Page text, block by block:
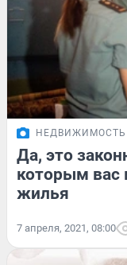
НЕДВИЖИМОСТЬ
Да, это
которым вас
жилья
7 апреля, 2021, 08:00